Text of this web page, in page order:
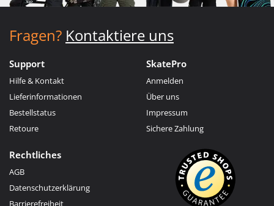
Fragen? Kontaktiere uns
Support
Hilfe & Kontakt
Lieferinformationen
Bestellstatus
Retoure
SkatePro
Anmelden
Über uns
Impressum
Sichere Zahlung
Rechtliches
AGB
Datenschutzerklärung